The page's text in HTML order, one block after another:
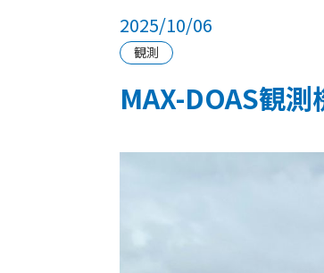
2025/10/06
観測
MAX-DOAS観